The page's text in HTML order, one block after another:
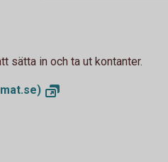
sätta in och ta ut kontanter.